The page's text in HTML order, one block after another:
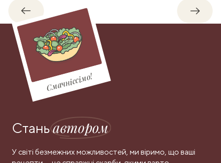
Назад
Смачніссімо!
Станьавтором
У світі безмежних можливостей, ми віримо, що ваші